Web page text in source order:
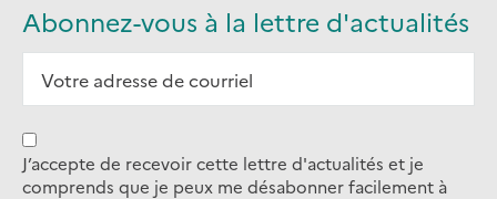
Abonnez-vous à la lettre d'actualités
J’accepte de recevoir cette lettre d'actualités et je
comprends que je peux me désabonner facilement à